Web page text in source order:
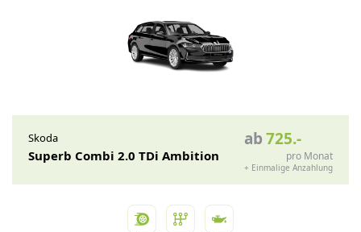
Skoda
Superb Combi 2.0 TDi Ambition
ab725.-
pro Monat
+ Einmalige Anzahlung